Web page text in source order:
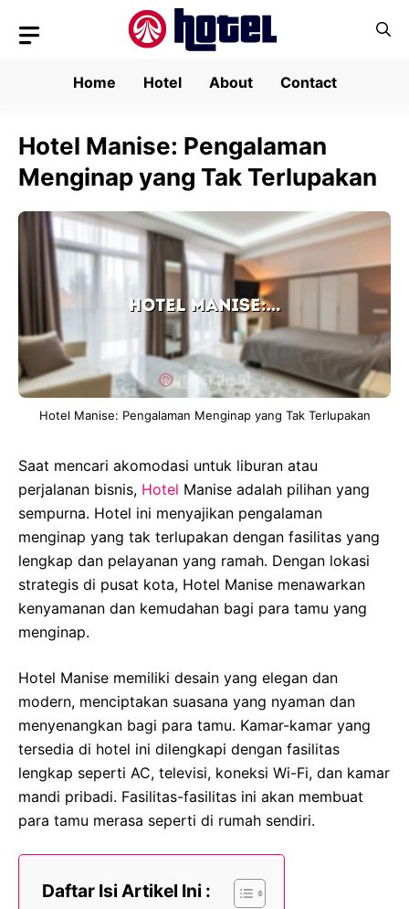
Home
Hotel About Contact
Hotel Manise: Pengalaman
Menginap yang Tak Terlupakan
Hotel Manise: Pengalaman Menginap yang Tak Terlupakan
Saat mencari akomodasi untuk liburan atau
perjalanan bisnis, Hotel Manise adalah pilihan yang
sempurna. Hotel ini menyajikan pengalaman
menginap yang tak terlupakan dengan fasilitas yang
lengkap dan pelayanan yang ramah. Dengan lokasi
strategis di pusat kota, Hotel Manise menawarkan
kenyamanan dan kemudahan bagi para tamu yang
menginap.
Hotel Manise memiliki desain yang elegan dan
modern, menciptakan suasana yang nyaman dan
menyenangkan bagi para tamu. Kamar-kamar yang
tersedia di hotel ini dilengkapi dengan fasilitas
lengkap seperti AC, televisi, koneksi Wi-Fi, dan kamar
mandi pribadi. Fasilitas-fasilitas ini akan membuat
para tamu merasa seperti di rumah sendiri.
Daftar Isi Artikel Ini :